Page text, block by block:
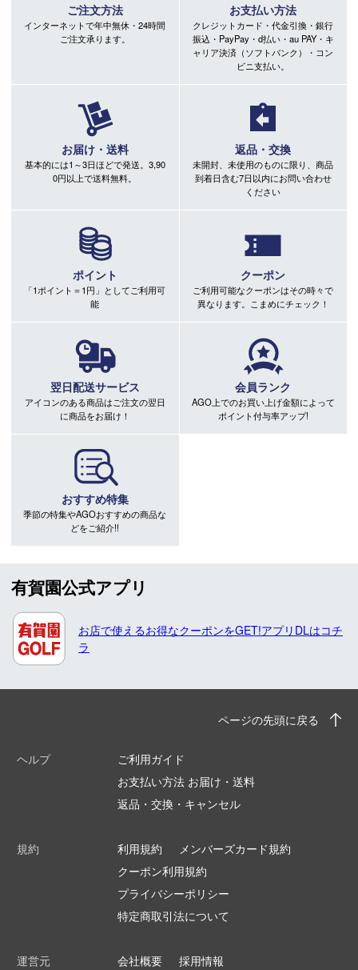
ご注文方法
インターネットで年中無休・24時間
ご注文承ります。
お支払い方法
クレジットカード・代金引換・銀行
振込・PayPay・d払い・au PAY・キ
ャリア決済（ソフトバンク）・コン
ビニ支払い。
お届け・送料
基本的には1～3日ほどで発送。3,90
0円以上で送料無料。
返品・交換
未開封、未使用のものに限り、商品
到着日含む7日以内にお問い合わせ
ください
ポイント
「1ポイント＝1円」としてご利用可
能
クーポン
ご利用可能なクーポンはその時々で
異なります。こまめにチェック！
翌日配送サービス
アイコンのある商品はご注文の翌日
に商品をお届け！
会員ランク
AGO上でのお買い上げ金額によって
ポイント付与率アップ!
おすすめ特集
季節の特集やAGOおすすめの商品な
どをご紹介!!
有賀園公式アプリ
お店で使えるお得なクーポンをGET!アプリDLはコチ
ラ
ページの先頭に戻る
ヘルプ
ご利用ガイド
お支払い方法 お届け・送料
返品・交換・キャンセル
規約 利用規約
メンバーズカード規約
クーポン利用規約
プライバシーポリシー
特定商取引法について
運営元 会社概要 採用情報